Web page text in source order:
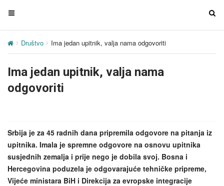
T
g
e
n
g
a
t
i
o
T
g
Društvo Ima jedan upitnik, valja nama odgovoriti
Ima jedan upitnik, valja nama
odgovoriti
Srbija je za 45 radnih dana pripremila odgovore na pitanja iz
upitnika. Imala je spremne odgovore na osnovu upitnika
susjednih zemalja i prije nego je dobila svoj. Bosna i
Hercegovina poduzela je odgovarajuće tehničke pripreme,
Vijeće ministara BiH i Direkcija za evropske integracije